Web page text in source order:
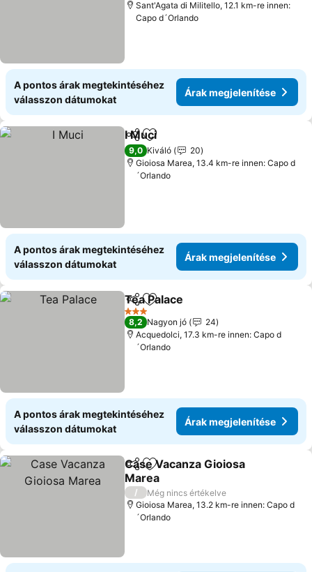
Sant'Agata di Militello, 12.1 km-re innen:
Capo d´Orlando
A pontos árak megtekintéséhez
válasszon dátumokat
Árak megjelenítése
MegosztásHozzáadás a kedvencekhez
I Muci
9,0 Kiváló
20
Gioiosa Marea, 13.4 km-re innen: Capo d
´Orlando
A pontos árak megtekintéséhez
válasszon dátumokat
Árak megjelenítése
Megosztás
Hozzáadás a kedvencekhez
Tea Palace
3 Kategória
8,2 Nagyon jó
24
Acquedolci, 17.3 km-re innen: Capo d
´Orlando
A pontos árak megtekintéséhez
válasszon dátumokat
Árak megjelenítése
Megosztás
Hozzáadás a kedvencekhez
Case Vacanza Gioiosa
Marea
/
Még nincs értékelve
Gioiosa Marea, 13.2 km-re innen: Capo d
´Orlando